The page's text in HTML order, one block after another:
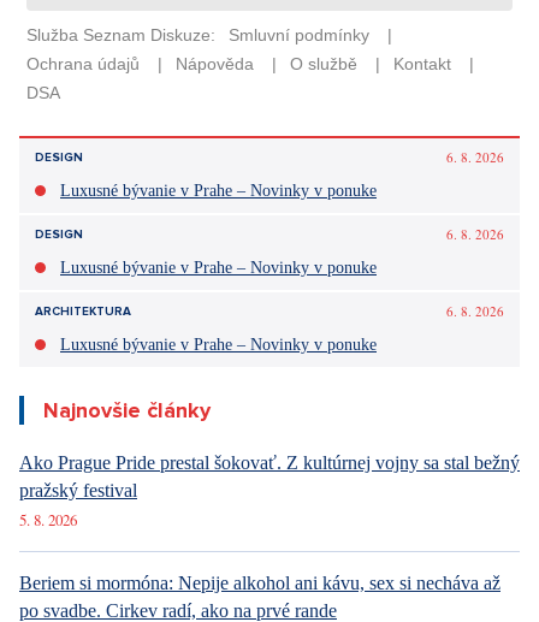
DESIGN
6. 8. 2026
Luxusné bývanie v Prahe – Novinky v ponuke
DESIGN
6. 8. 2026
Luxusné bývanie v Prahe – Novinky v ponuke
ARCHITEKTURA
6. 8. 2026
Luxusné bývanie v Prahe – Novinky v ponuke
Najnovšie články
Ako Prague Pride prestal šokovať. Z kultúrnej vojny sa stal bežný
pražský festival
5. 8. 2026
Beriem si mormóna: Nepije alkohol ani kávu, sex si necháva až
po svadbe. Cirkev radí, ako na prvé rande